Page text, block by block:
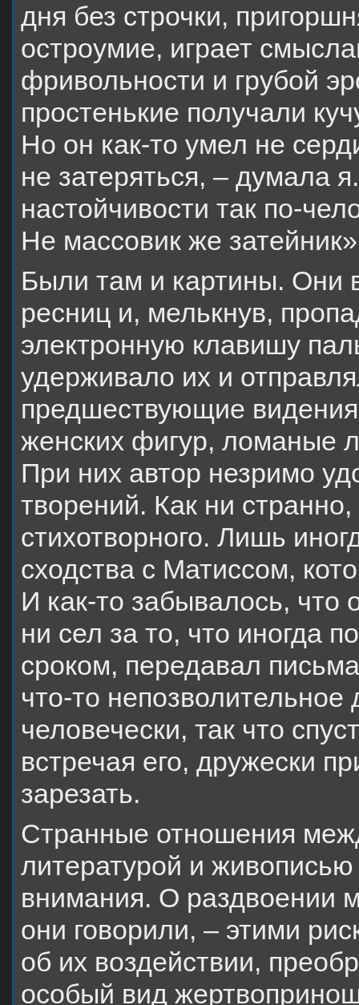
дня без строчки,
остроумие, играет
фривольности и грубой
простенькие получали
Но он как-то умел не
не затеряться, – думала
настойчивости так по-
Не массовик же
Были там и картины. Они
ресниц и, мелькнув,
электронную клавишу
удерживало их и
предшествующие
женских фигур, ломаные
При них автор незримо
творений. Как ни
стихотворного. Лишь
сходства с Матиссом,
И как-то забывалось, что
ни сел за то, что иногда
сроком, передавал
что-то
человечески, так что
встречая его, дружески
зарезать.
Странные отношения
литературой и
внимания. О раздвоении
они говорили, – этими
об их воздействии,
особый вид